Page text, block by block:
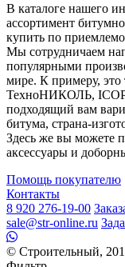
В каталоге нашего
ассортимент
купить по
Мы сотрудничаем
популярными
мире. К примеру, это
ТехноНИКОЛЬ,
подходящий вам
битума, страна-
Здесь же вы можете
аксессуары и
Помощь покупателю
Контакты
8 920 276-19-00
sale@str-online.ru
© Строительный,